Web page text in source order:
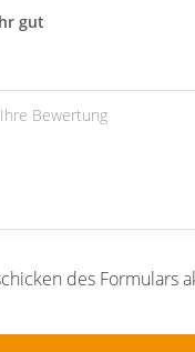
gut
des Formulars